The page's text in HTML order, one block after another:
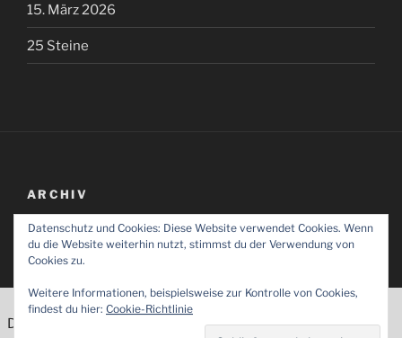
15. März 2026
25 Steine
ARCHIV
Archiv
Datenschutz und Cookies: Diese Website verwendet Cookies. Wenn
du die Website weiterhin nutzt, stimmst du der Verwendung von
Cookies zu.
Weitere Informationen, beispielsweise zur Kontrolle von Cookies,
findest du hier: Cookie-Richtlinie
Cookies erleichtern die Bereitstellung unserer
Dienste. Mit der Nutzung unserer Dienste erklären Sie